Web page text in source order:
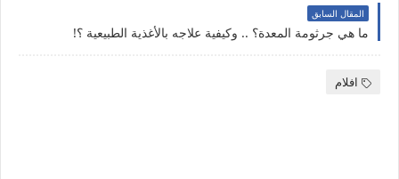
المقال السابق
ما هي جرثومة المعدة؟ .. وكيفية علاجه بالأغذية الطبيعية ؟!
افلام